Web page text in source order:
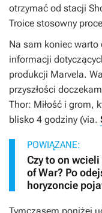
otrzymać od stacji
Troice stosowny
Na sam koniec
informacji
produkcji Marvela.
przyszłości
Thor: Miłość i grom,
blisko 4 godziny (via.
POWIĄZANE:
Czy to on
of War? Po
horyzoncie